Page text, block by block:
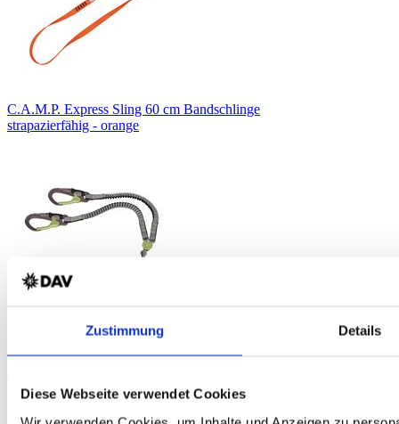
Zustimmung Details
Diese Webseite verwendet Cookies
C.A.M.P. Express Sling 60 cm Bandschlinge
strapazierfähig - orange
C.A.M.P. Kinetic Gyro Rewind Pro Klettersteig-Set